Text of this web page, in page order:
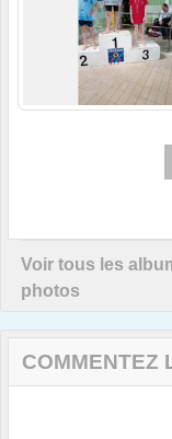
Voir tous les
photos
COMMENTEZ